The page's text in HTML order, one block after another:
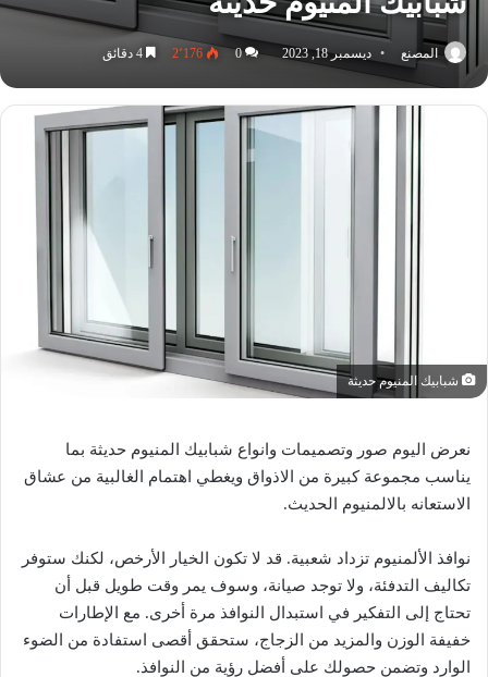
المصنع ديسمبر 18, 2023 0 2٬176
شبابيك المنيوم حديثة
نعرض اليوم صور وتصميمات وانواع شبابيك المنيوم حديثة بما
يناسب مجموعة كبيرة من الاذواق ويغطي اهتمام الغالبية من عشاق
الاستعانه بالالمنيوم الحديث.
نوافذ الألمنيوم تزداد شعبية. قد لا تكون الخيار الأرخص، لكنك ستوفر
تكاليف التدفئة، ولا توجد صيانة، وسوف يمر وقت طويل قبل أن
تحتاج إلى التفكير في استبدال النوافذ مرة أخرى. مع الإطارات
خفيفة الوزن والمزيد من الزجاج، ستحقق أقصى استفادة من الضوء
الوارد وتضمن حصولك على أفضل رؤية من النوافذ.